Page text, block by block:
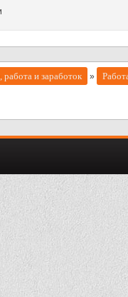
и заработок »